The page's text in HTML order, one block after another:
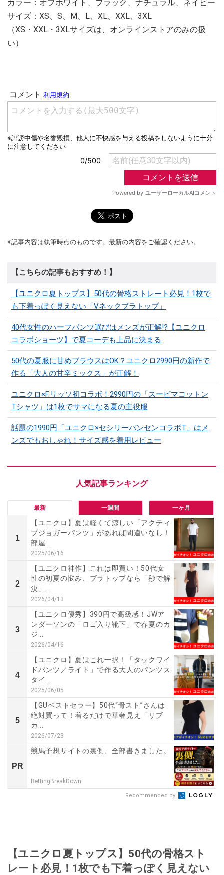
カラー：オフホワイト、ブラック、ナチュラル、ネイビー
サイズ：XS、S、M、L、XL、XXL、3XL
（XS・XXL・3XLサイズは、オンラインストアのみの扱
い）
※記事内容は執筆時点のものです。最新の内容をご確認ください。
【こちらの記事もおすすめ！】
【ユニクロ夏トップス】50代の骨格ストレート必見！1枚で
も下着っぽく見えない「Vネックブラトップ」
40代女性のハーフパンツ選びはメンズが正解!?【ユニクロ
コラボショーツ】で夏コーデも上品に決まる
50代の夏服に甘めブラウスはOK？ユニクロ2990円の新作で
作る「大人の甘辛ミックス」が正解！
ユニクロ×F.リッソ初コラボ！2990円の「スーピマコットン
Tシャツ」は1枚でサマになる夏の主役服
話題の1990円「ユニクロ×セシリーバンセンコラボT」はメ
ンズでもおしゃれ！サイズ感を着用レビュー
最新 一週間 一ヶ月
1
【ユニクロ】夏は軽くて涼しい「アクティ
ブジョガーパンツ」があれば間違いなし！
部屋...
2025/06/16
2
【ユニクロ神作】これは即買い！50代女
性の初夏の悩み、ブラトップなら「秒で解
決」...
2026/04/13
3
【ユニクロ優秀】390円で高級感！JWア
ンダーソンの「ロゴ入り靴下」で春夏のカ
ジ...
2026/04/16
4
【ユニクロ】夏はこれ一択！「タックワイ
ドパンツ／ライト」で作る大人のパンツス
タイ...
2025/06/05
5
【GUベストセラー】50代“骨スト”さんは
絶対買って！着るだけで華奢見え「リブ
カ...
2026/07/23
PR
競馬予想サイトの裏側、全部書きました。
BettingBreakDown
Recommended by
【ユニクロ夏トップス】50代の骨格スト
レート必見！1枚でも下着っぽく見えない